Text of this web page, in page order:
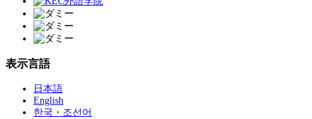
表示言語
日本語
English
한국・조선어